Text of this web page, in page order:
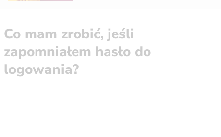
Co mam zrobić, jeśli
zapomniałem hasło do
logowania?